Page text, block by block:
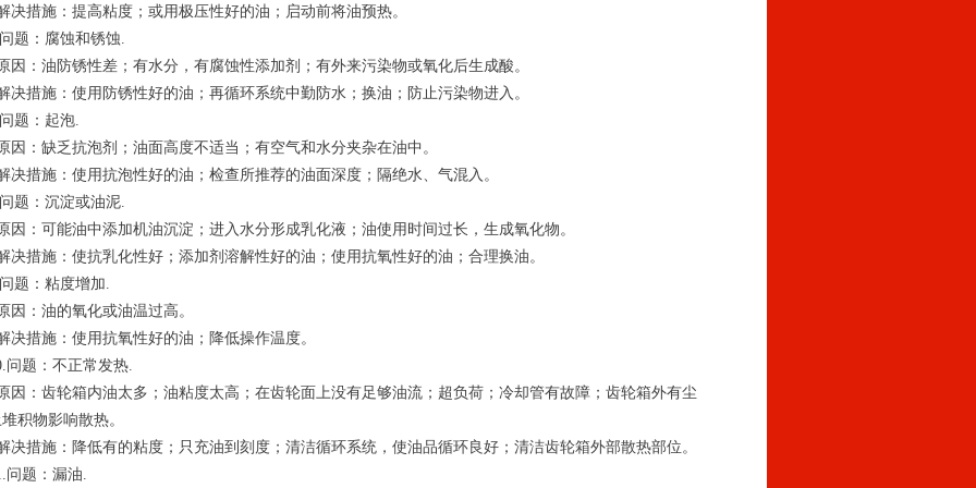
解决措施：提高粘度；或用极压性好的油；启动前将油预热。
问题：腐蚀和锈蚀.
原因：油防锈性差；有水分，有腐蚀性添加剂；有外来污染物或氧化后生成酸。
解决措施：使用防锈性好的油；再循环系统中勤防水；换油；防止污染物进入。
问题：起泡.
原因：缺乏抗泡剂；油面高度不适当；有空气和水分夹杂在油中。
解决措施：使用抗泡性好的油；检查所推荐的油面深度；隔绝水、气混入。
问题：沉淀或油泥.
原因：可能油中添加机油沉淀；进入水分形成乳化液；油使用时间过长，生成氧化物。
解决措施：使抗乳化性好；添加剂溶解性好的油；使用抗氧性好的油；合理换油。
问题：粘度增加.
原因：油的氧化或油温过高。
解决措施：使用抗氧性好的油；降低操作温度。
问题：不正常发热.
积物影响散热。
解决措施：降低有的粘度；只充油到刻度；清洁循环系统，使油品循环良好；清洁齿轮箱外部散热部位。
问题：漏油.